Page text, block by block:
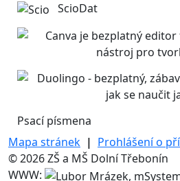
ScioDat
Psací písmena
Mapa stránek | Prohlášení o
© 2026 ZŠ a MŠ Dolní Třebonín
WWW: